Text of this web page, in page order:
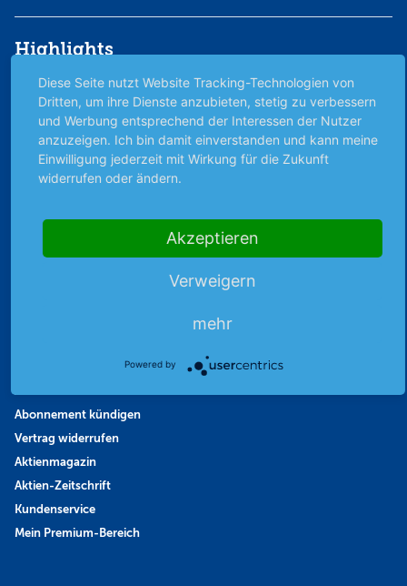
Highlights
Archiv
Börsenbericht
Börsengerüchte
Börsengespräche
Börsennews
Finanzpodcast
Abonnement kündigen
Vertrag widerrufen
Aktienmagazin
Aktien-Zeitschrift
Kundenservice
Mein Premium-Bereich
Diese Seite nutzt Website Tracking-Technologien von
Dritten, um ihre Dienste anzubieten, stetig zu verbessern
und Werbung entsprechend der Interessen der Nutzer
anzuzeigen. Ich bin damit einverstanden und kann meine
Einwilligung jederzeit mit Wirkung für die Zukunft
widerrufen oder ändern.
Akzeptieren
Verweigern
mehr
Powered by